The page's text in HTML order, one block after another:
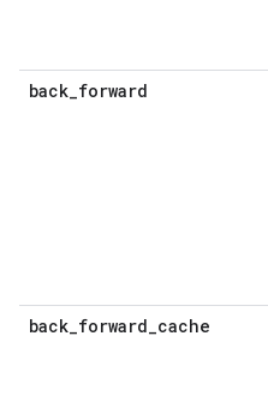
back_forward
back_forward_cache